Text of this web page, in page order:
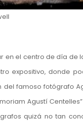
en el centro de día
expositivo, donde
famoso fotógrafo
Agustí
quizá no tan